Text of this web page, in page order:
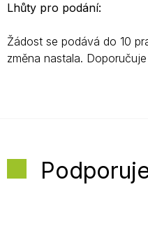
Lhůty pro podání:
Žádost se podává do 10
změna nastala.